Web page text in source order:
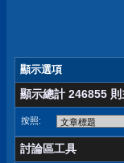
顯示選項
顯示總計 246855
按照:
討論區工具